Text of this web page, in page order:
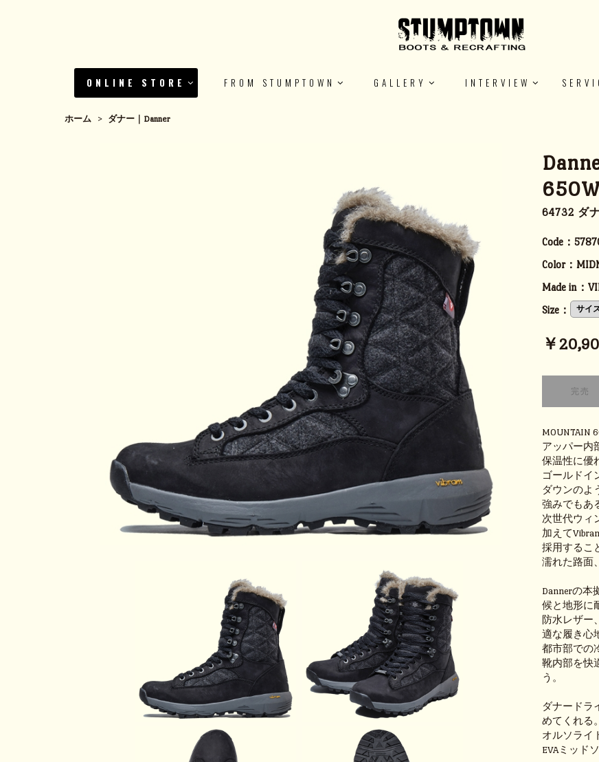
ONLINE STORE FROM STUMPTOWN GALLERY INTERVIEW
ホーム > ダナー｜Danner
64732 ダ
Code：
Color：
Made in：
Size：
￥
MOUNTAIN
アッパー内
保温性に優
ゴールドイ
ダウンのよ
強みでもあ
次世代ウィ
加えて
採用するこ
濡れた路面
Dannerの
候と地形に
防水レザー
適な履き心
都市部での
靴内部を快
う。
ダナードラ
めてくれる。
オルソライ
EVAミッド